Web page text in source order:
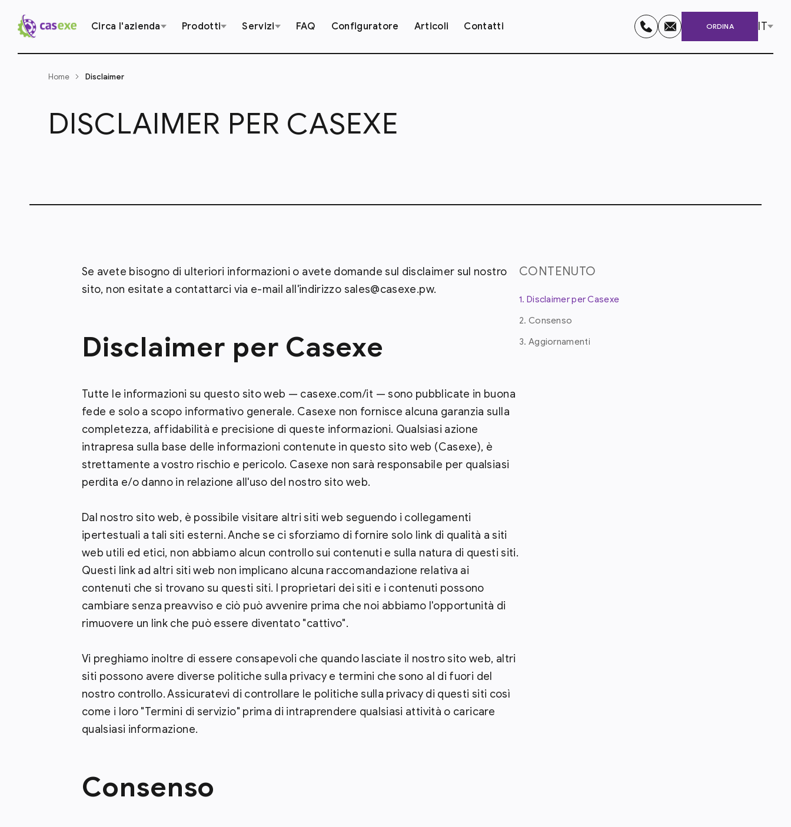
Circa l'azienda Prodotti Servizi FAQ Configuratore Articoli Contatti ORDINA IT
Home Disclaimer
DISCLAIMER PER CASEXE
Se avete bisogno di ulteriori informazioni o avete domande sul disclaimer sul nostro
sito, non esitate a contattarci via e-mail all'indirizzo sales@casexe.pw.
Disclaimer per Casexe
Tutte le informazioni su questo sito web — casexe.com/it — sono pubblicate in buona
fede e solo a scopo informativo generale. Casexe non fornisce alcuna garanzia sulla
completezza, affidabilità e precisione di queste informazioni. Qualsiasi azione
intrapresa sulla base delle informazioni contenute in questo sito web (Casexe), è
strettamente a vostro rischio e pericolo. Casexe non sarà responsabile per qualsiasi
perdita e/o danno in relazione all'uso del nostro sito web.
Dal nostro sito web, è possibile visitare altri siti web seguendo i collegamenti
ipertestuali a tali siti esterni. Anche se ci sforziamo di fornire solo link di qualità a siti
web utili ed etici, non abbiamo alcun controllo sui contenuti e sulla natura di questi siti.
Questi link ad altri siti web non implicano alcuna raccomandazione relativa ai
contenuti che si trovano su questi siti. I proprietari dei siti e i contenuti possono
cambiare senza preavviso e ciò può avvenire prima che noi abbiamo l'opportunità di
rimuovere un link che può essere diventato "cattivo".
Vi preghiamo inoltre di essere consapevoli che quando lasciate il nostro sito web, altri
siti possono avere diverse politiche sulla privacy e termini che sono al di fuori del
nostro controllo. Assicuratevi di controllare le politiche sulla privacy di questi siti così
come i loro "Termini di servizio" prima di intraprendere qualsiasi attività o caricare
qualsiasi informazione.
Consenso
CONTENUTO
1. Disclaimer per Casexe
2. Consenso
3. Aggiornamenti